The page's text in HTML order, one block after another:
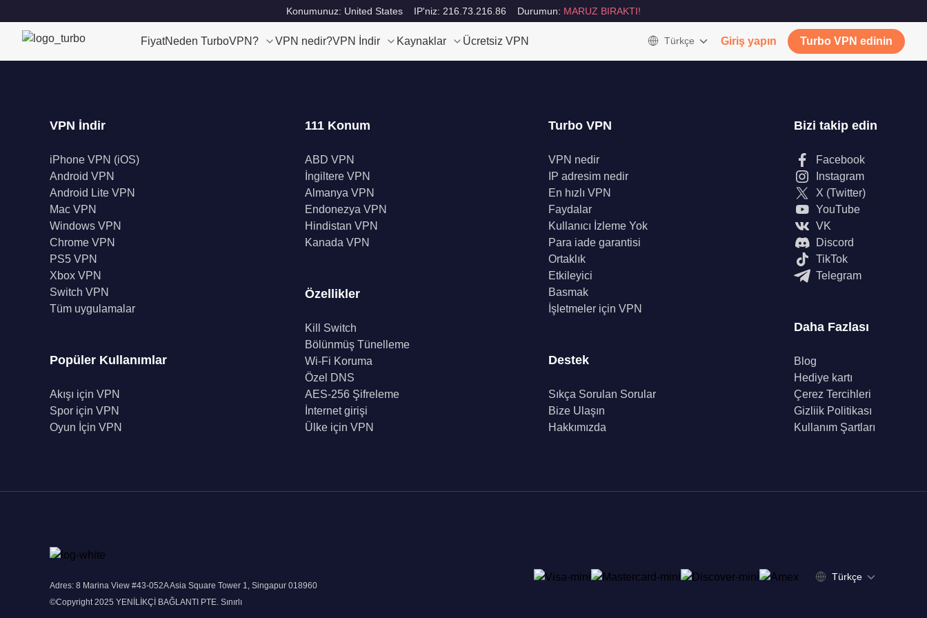
Konumunuz: United States IP'niz: 216.73.216.86 Durumun: MARUZ BIRAKTI!
FiyatNeden TurboVPN? VPN nedir?VPN İndir Kaynaklar Ücretsiz VPN Türkçe Giriş yapın Turbo VPN edinin
VPN İndir
iPhone VPN (iOS)
Android VPN
Android Lite VPN
Mac VPN
Windows VPN
Chrome VPN
PS5 VPN
Xbox VPN
Switch VPN
Tüm uygulamalar
Popüler Kullanımlar
Akışı için VPN
Spor için VPN
Oyun İçin VPN
111 Konum
ABD VPN
İngiltere VPN
Almanya VPN
Endonezya VPN
Hindistan VPN
Kanada VPN
Özellikler
Kill Switch
Bölünmüş Tünelleme
Wi-Fi Koruma
Özel DNS
AES-256 Şifreleme
İnternet girişi
Ülke için VPN
Turbo VPN
VPN nedir
IP adresim nedir
En hızlı VPN
Faydalar
Kullanıcı İzleme Yok
Para iade garantisi
Ortaklık
Etkileyici
Basmak
İşletmeler için VPN
Destek
Sıkça Sorulan Sorular
Bize Ulaşın
Hakkımızda
Bizi takip edin
Facebook
Instagram
X (Twitter)
YouTube
VK
Discord
TikTok
Telegram
Daha Fazlası
Blog
Hediye kartı
Çerez Tercihleri
Gizliik Politikası
Kullanım Şartları
Adres: 8 Marina View #43-052A Asia Square Tower 1, Singapur 018960
©Copyright 2025 YENİLİKÇİ BAĞLANTI PTE. Sınırlı
Türkçe